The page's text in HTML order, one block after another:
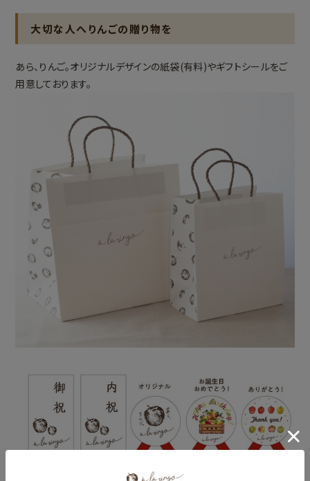
大切な人へりんごの贈り物を
あら、りんご。オリジナルデザインの紙袋(有料)やギフトシールをご
用意しております。